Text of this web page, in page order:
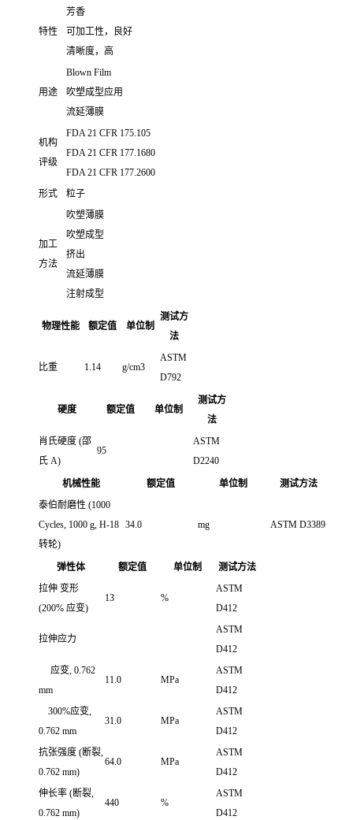
特性
芳香
可加工性，良好
清晰度，高
用途
Blown Film
吹塑成型应用
流延薄膜
机构
评级
FDA 21 CFR 175.105
FDA 21 CFR 177.1680
FDA 21 CFR 177.2600
形式
粒子
加工
方法
吹塑薄膜
吹塑成型
挤出
流延薄膜
注射成型
物理性能 额定值 单位制
测试方
法
比重 1.14 g/cm3
ASTM
D792
硬度 额定值 单位制
测试方
法
肖氏硬度 (邵
氏 A)
95
ASTM
D2240
机械性能 额定值 单位制
测试方法
泰伯耐磨性 (1000
Cycles, 1000 g, H-18
转轮)
34.0 mg ASTM D3389
弹性体 额定值 单位制
测试方法
拉伸 变形
(200% 应变)
13 %
ASTM
D412
拉伸应力
ASTM
D412
应变, 0.762
mm
11.0 MPa
ASTM
D412
300%应变,
0.762 mm
31.0 MPa
ASTM
D412
抗张强度 (断裂,
0.762 mm)
64.0 MPa
ASTM
D412
伸长率 (断裂,
0.762 mm)
440 %
ASTM
D412